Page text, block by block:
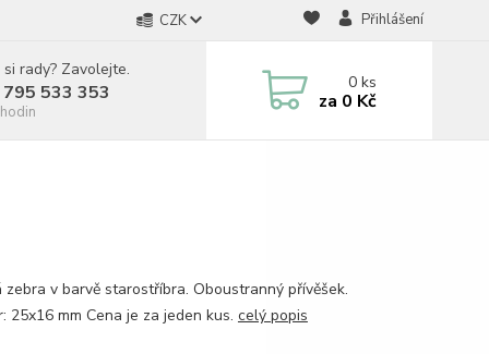
CZK Přihlášení
rady? Zavolejte.
533 353 0ks
za 0 Kč
zebra v barvě starostříbra. Oboustranný přívěšek.
25x16 mm Cena je za jeden kus. celý popis